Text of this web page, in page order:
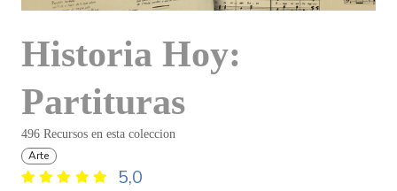
Historia Hoy:
Partituras
496 Recursos en esta coleccion
Arte
5,0